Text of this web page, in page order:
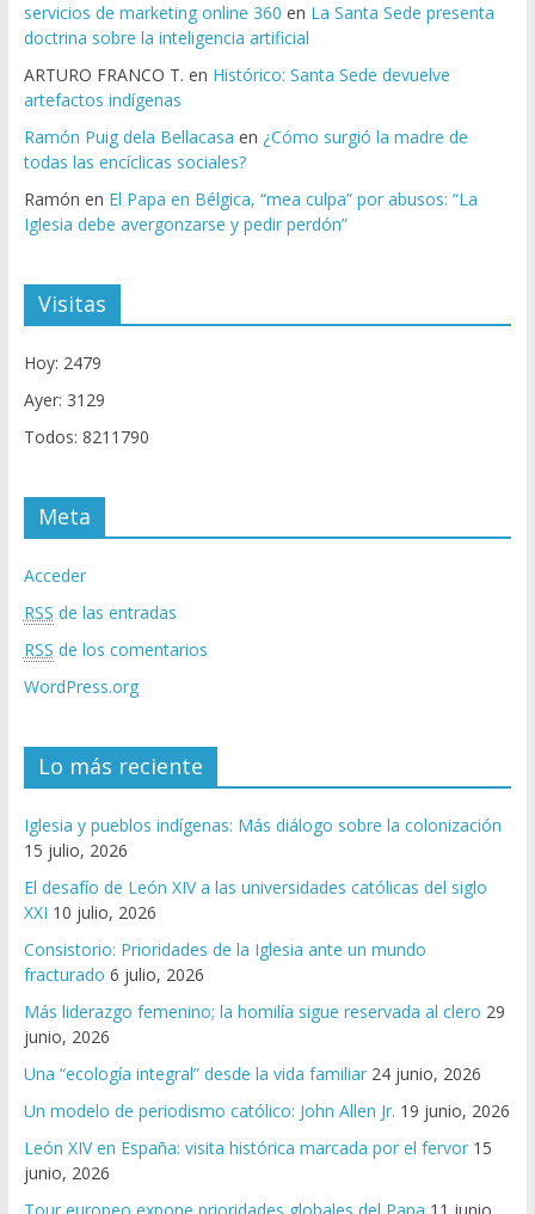
servicios de marketing online 360 en La Santa Sede presenta
doctrina sobre la inteligencia artificial
ARTURO FRANCO T. en Histórico: Santa Sede devuelve
artefactos indígenas
Ramón Puig dela Bellacasa en ¿Cómo surgió la madre de
todas las encíclicas sociales?
Ramón en El Papa en Bélgica, “mea culpa” por abusos: “La
Iglesia debe avergonzarse y pedir perdón”
Visitas
Hoy: 2479
Ayer: 3129
Todos: 8211790
Meta
Acceder
RSS de las entradas
RSS de los comentarios
WordPress.org
Lo más reciente
Iglesia y pueblos indígenas: Más diálogo sobre la colonización
15 julio, 2026
El desafío de León XIV a las universidades católicas del siglo
XXI 10 julio, 2026
Consistorio: Prioridades de la Iglesia ante un mundo
fracturado 6 julio, 2026
Más liderazgo femenino; la homilía sigue reservada al clero 29
junio, 2026
Una “ecología integral” desde la vida familiar 24 junio, 2026
Un modelo de periodismo católico: John Allen Jr. 19 junio, 2026
León XIV en España: visita histórica marcada por el fervor 15
junio, 2026